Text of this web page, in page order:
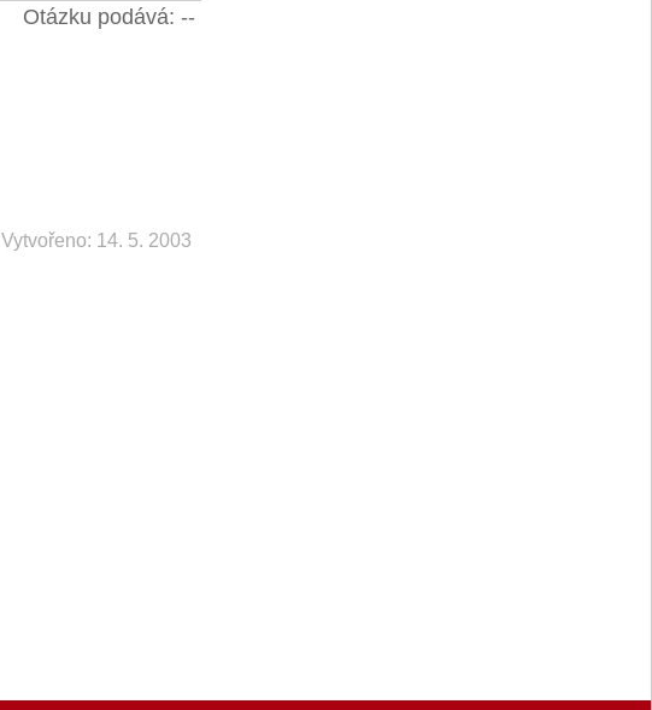
Otázku podává: --
Vytvořeno: 14. 5. 2003